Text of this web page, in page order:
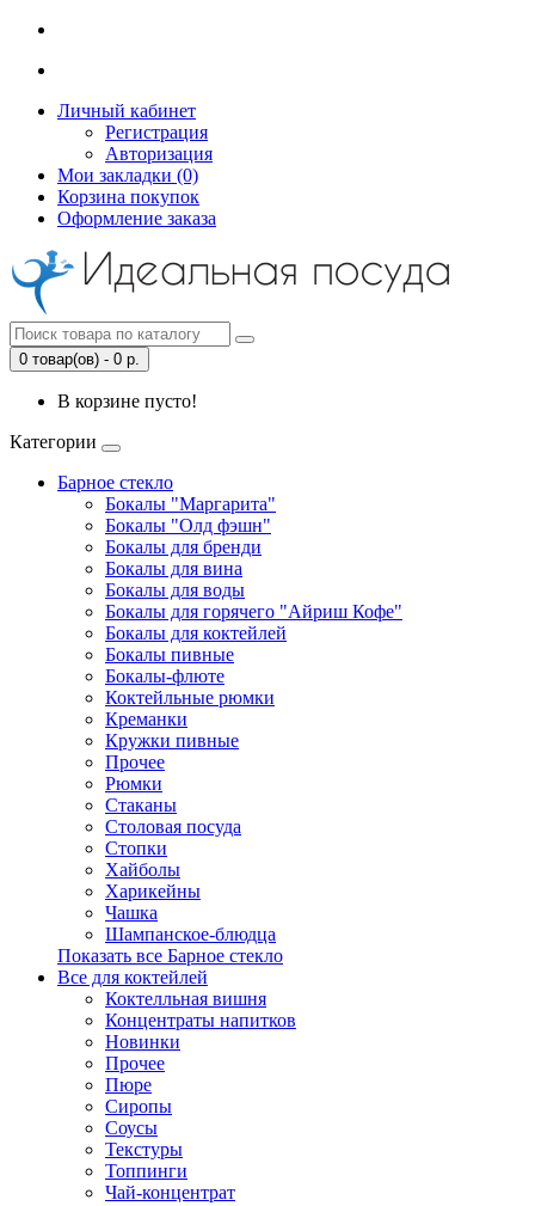
Личный кабинет
Регистрация
Авторизация
Мои закладки (0)
Корзина покупок
Оформление заказа
0 товар(ов) - 0 р.
В корзине пусто!
Категории
Барное стекло
Бокалы "Маргарита"
Бокалы "Олд фэшн"
Бокалы для бренди
Бокалы для вина
Бокалы для воды
Бокалы для горячего "Айриш Кофе"
Бокалы для коктейлей
Бокалы пивные
Бокалы-флюте
Коктейльные рюмки
Креманки
Кружки пивные
Прочее
Рюмки
Стаканы
Столовая посуда
Стопки
Хайболы
Харикейны
Чашка
Шампанское-блюдца
Показать все Барное стекло
Все для коктейлей
Коктелльная вишня
Концентраты напитков
Новинки
Прочее
Пюре
Сиропы
Соусы
Текстуры
Топпинги
Чай-концентрат